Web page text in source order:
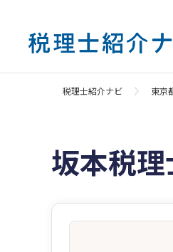
税理士紹介ナビ 東京
坂本税